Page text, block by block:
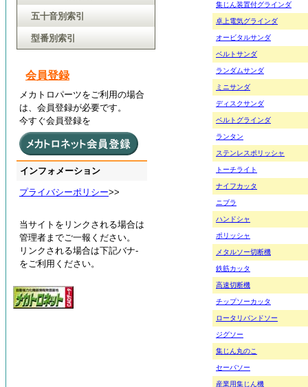
集じん装置付グラインダ
卓上電気グラインダ
オービタルサンダ
ベルトサンダ
ランダムサンダ
ミニサンダ
ディスクサンダ
ベルトグラインダ
ランタン
ステンレスポリッシャ
トーチライト
ナイフカッタ
ニブラ
ハンドシャ
ポリッシャ
メタルソー切断機
鉄筋カッタ
高速切断機
チップソーカッタ
ロータリバンドソー
ジグソー
集じん丸のこ
セーバソー
産業用集じん機
五十音別索引
型番別索引
会員登録
メカトロパーツをご利用の場合
は、会員登録が必要です。
今すぐ会員登録を
インフォメーション
プライバシーポリシー>>
当サイトをリンクされる場合は
管理者までご一報ください。
リンクされる場合は下記バナ-
をご利用ください。